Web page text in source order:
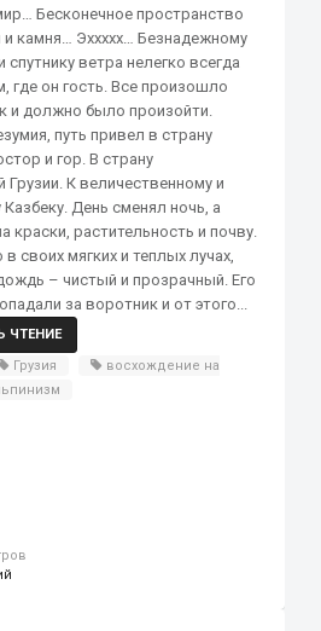
Бесконечное пространство
и камня… Эххххх… Безнадежному
спутнику ветра нелегко всегда
где он гость. Все произошло
и должно было произойти.
путь привел в страну
и гор. В страну
Грузии. К величественному и
День сменял ночь, а
краски, растительность и почву.
своих мягких и теплых лучах,
– чистый и прозрачный. Его
за воротник и от этого...
ЧТЕНИЕ
Грузия
восхождение на